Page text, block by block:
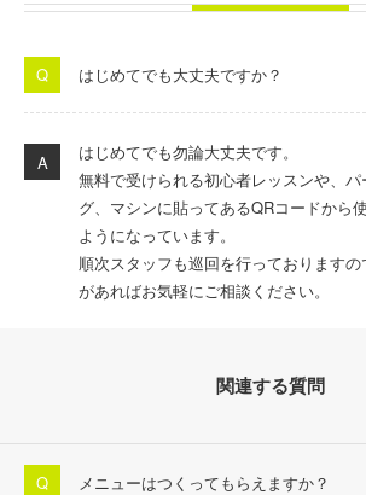
はじめてでも大丈夫ですか？
はじめてでも勿論大丈夫です。
無料で受けられる初心者レッスンや、 パ
グ、マシンに貼ってあるQRコードから
ようになっています。
順次スタッフも巡回を行っております
があればお気軽にご相談ください。
関連する質問
メニューはつくってもらえますか？